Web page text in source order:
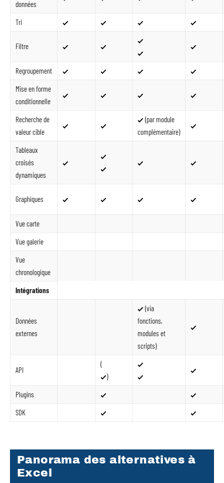
données
Tri
Filtre
Regroupement
Mise en forme
conditionnelle
Recherche de
valeur cible
(par module
complémentaire)
Tableaux
croisés
dynamiques
Graphiques
Vue carte
Vue galerie
Vue
chronologique
Intégrations
Données
externes
(via
fonctions,
modules et
scripts)
API
(
)
Plugins
SDK
Panorama des alternatives à
Excel